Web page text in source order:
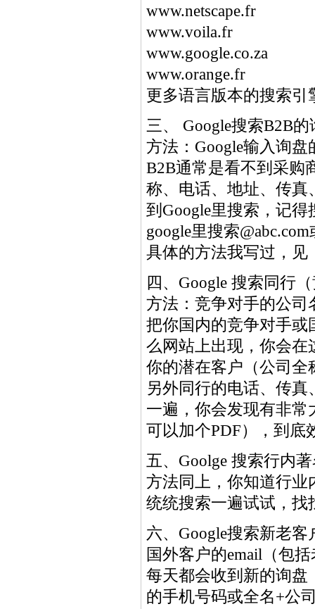
www.netscape.fr
www.voila.fr
www.google.co.za
www.orange.fr
更多语言版本的搜索引
三、 Google搜索B2B的
方法：Google输入询
B2B通常是看不到采购
称、电话、地址、传真
到Google里搜索，记
google里搜索
具体的方法我写过，见
四、Google 搜索同行
方法：竞争对手的公司
把你国内的竞争对手或
么网站上出现，你会在
你的潜在客户（公司全
另外同行的电话、传
一遍，你会发现有非
可以加个PDF），到底
五、Goolge 搜索行内
方法同上，你知道行业
统统搜索一遍试试，找
六、Google搜索新老客
国外客户的email（包
每天都会收到新的询盘
的手机号码或全名+公